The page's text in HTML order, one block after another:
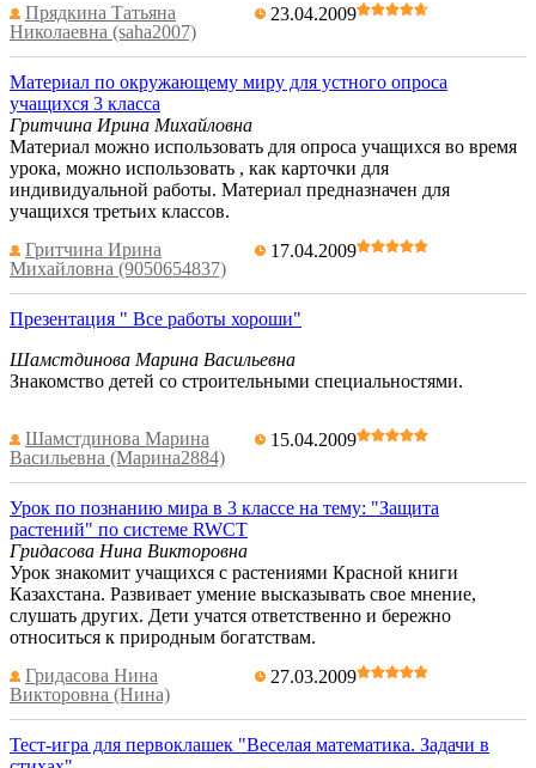
Прядкина Татьяна
Николаевна (saha2007)
23.04.2009
Материал по окружающему миру для устного опроса
учащихся 3 класса
Гритчина Ирина Михайловна
Материал можно использовать для опроса учащихся во время
урока, можно использовать , как карточки для
индивидуальной работы. Материал предназначен для
учащихся третьих классов.
Гритчина Ирина
Михайловна (9050654837)
17.04.2009
Презентация " Все работы хороши"
Шамстдинова Марина Васильевна
Знакомство детей со строительными специальностями.
Шамстдинова Марина
Васильевна (Марина2884)
15.04.2009
Урок по познанию мира в 3 классе на тему: "Защита
растений" по системе RWCT
Гридасова Нина Викторовна
Урок знакомит учащихся с растениями Красной книги
Казахстана. Развивает умение высказывать свое мнение,
слушать других. Дети учатся ответственно и бережно
относиться к природным богатствам.
Гридасова Нина
Викторовна (Нина)
27.03.2009
Тест-игра для первоклашек "Веселая математика. Задачи в